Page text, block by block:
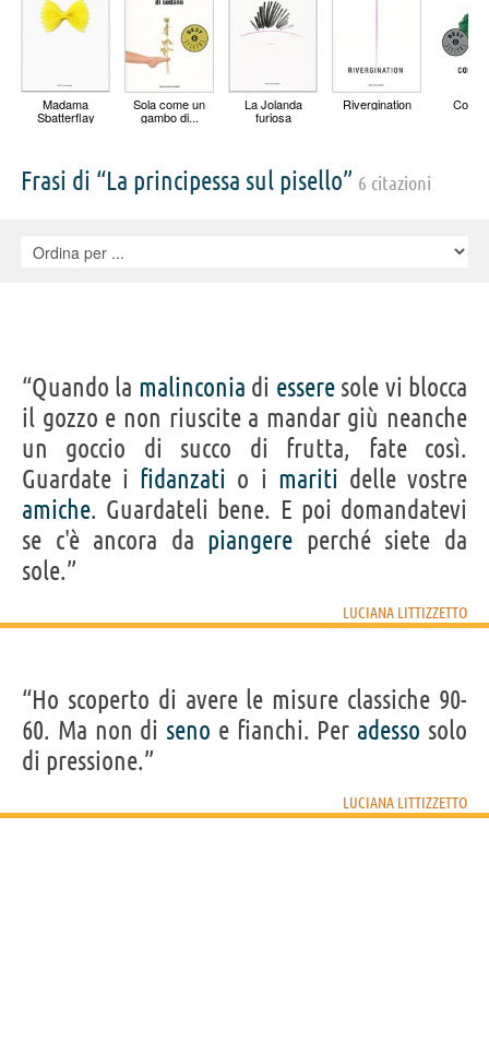
Madama
Sbatterflay
Sola come un
gambo di...
La Jolanda
furiosa
Rivergination Col
Frasi di “La principessa sul pisello” 6 citazioni
“Quando la malinconia di esseresole vi blocca
il gozzo e non riuscite a mandar giù neanche
un goccio di succo di frutta, fate così.
Guardate i fidanzati o i mariti delle vostre
amiche. Guardateli bene. E poi domandatevi
se c'è ancora da piangere perché siete da
sole.”
LUCIANA LITTIZZETTO
“Ho scoperto di avere le misure classiche 90-
60. Ma non di seno e fianchi. Per adesso solo
di pressione.”
LUCIANA LITTIZZETTO